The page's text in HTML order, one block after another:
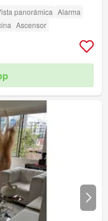
panorámica Alarma
Ascensor